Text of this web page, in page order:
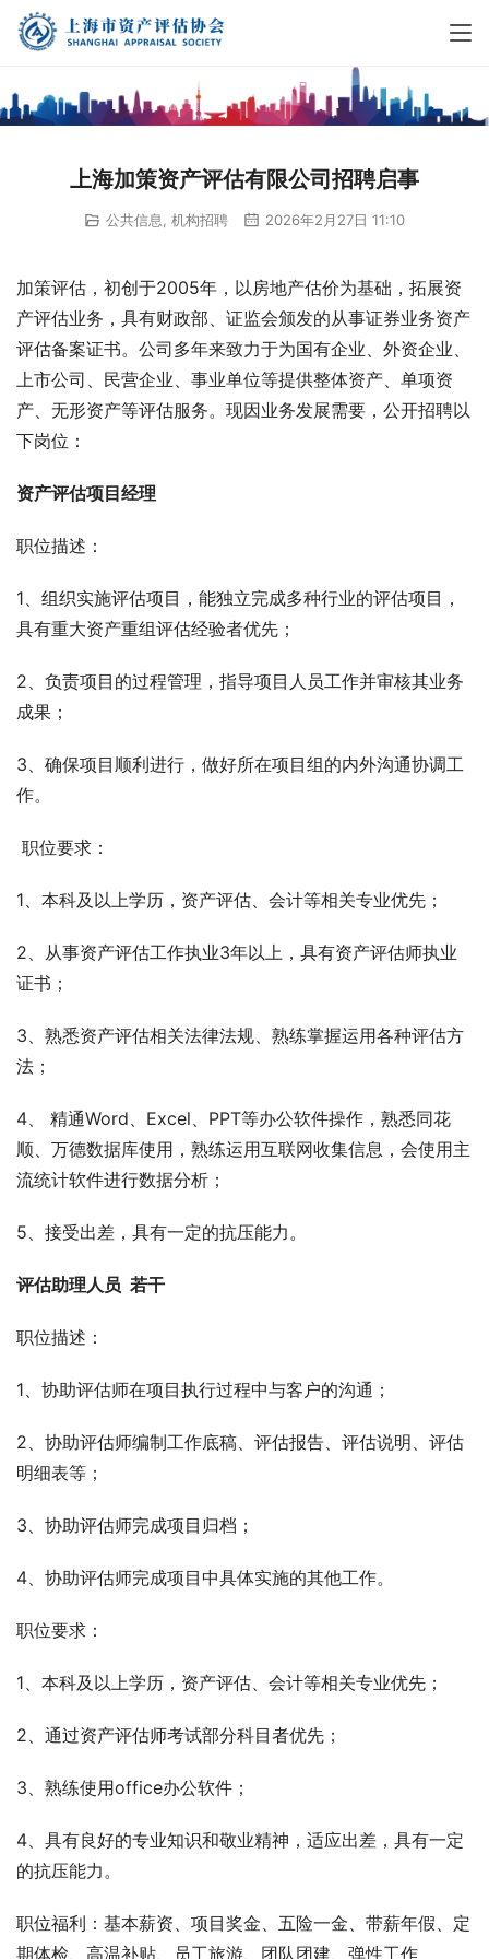
上海加策资产评估有限公司招聘启事
公共信息 机构招聘 2026年2月27日 11:10
加策评估，初创于2005年，以房地产估价为基础，拓展资
产评估业务，具有财政部、证监会颁发的从事证券业务资产
评估备案证书。公司多年来致力于为国有企业、外资企业、
上市公司、民营企业、事业单位等提供整体资产、单项资
产、无形资产等评估服务。现因业务发展需要，公开招聘以
下岗位：
资产评估项目经理
职位描述：
1、组织实施评估项目，能独立完成多种行业的评估项目，
具有重大资产重组评估经验者优先；
2、负责项目的过程管理，指导项目人员工作并审核其业务
成果；
3、确保项目顺利进行，做好所在项目组的内外沟通协调工
作。
职位要求：
1、本科及以上学历，资产评估、会计等相关专业优先；
2、从事资产评估工作执业3年以上，具有资产评估师执业
证书；
3、熟悉资产评估相关法律法规、熟练掌握运用各种评估方
法；
4、 精通Word、Excel、PPT等办公软件操作，熟悉同花
顺、万德数据库使用，熟练运用互联网收集信息，会使用主
流统计软件进行数据分析；
5、接受出差，具有一定的抗压能力。
评估助理人员  若干
职位描述：
1、协助评估师在项目执行过程中与客户的沟通；
2、协助评估师编制工作底稿、评估报告、评估说明、评估
明细表等；
3、协助评估师完成项目归档；
4、协助评估师完成项目中具体实施的其他工作。
职位要求：
1、本科及以上学历，资产评估、会计等相关专业优先；
2、通过资产评估师考试部分科目者优先；
3、熟练使用office办公软件；
4、具有良好的专业知识和敬业精神，适应出差，具有一定
的抗压能力。
职位福利：基本薪资、项目奖金、五险一金、带薪年假、定
期体检、高温补贴、员工旅游、团队团建、弹性工作